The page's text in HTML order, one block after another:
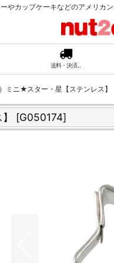
やカップケーキなどのアメリカ
送料・決済...
ミニ★スター・星【ステンレス】
[G050174]